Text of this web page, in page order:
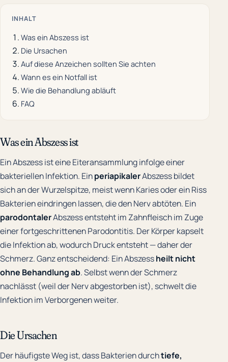
INHALT
Was ein Abszess ist
Die Ursachen
Auf diese Anzeichen sollten Sie achten
Wann es ein Notfall ist
Wie die Behandlung abläuft
FAQ
Was ein Abszess ist
Ein Abszess ist eine Eiteransammlung infolge einer
bakteriellen Infektion. EinperiapikalerAbszess bildet
sich an der Wurzelspitze, meist wenn Karies oder ein Riss
Bakterien eindringen lassen, die den Nerv abtöten. Ein
parodontalerAbszess entsteht im Zahnfleisch im Zuge
einer fortgeschrittenen Parodontitis. Der Körper kapselt
die Infektion ab, wodurch Druck entsteht — daher der
Schmerz. Ganz entscheidend: Ein Abszessheilt nicht
ohne Behandlung ab. Selbst wenn der Schmerz
nachlässt (weil der Nerv abgestorben ist), schwelt die
Infektion im Verborgenen weiter.
Die Ursachen
Der häufigste Weg ist, dass Bakterien durchtiefe,